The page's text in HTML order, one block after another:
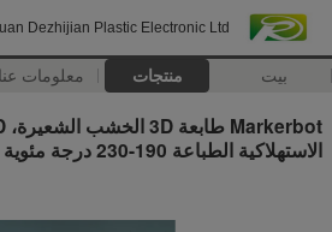
Dezhijian Plastic Electronic Ltd
بيت منتجات معلومات عنا
الاستهلاكية الطباعة 190-230 درجة مئوية